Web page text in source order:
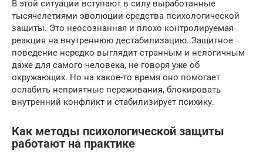
В этой ситуации вступают в силу выработанные
тысячелетиями эволюции средства психологической
защиты. Это неосознанная и плохо контролируемая
реакция на внутреннюю дестабилизацию. Защитное
поведение нередко выглядит странным и нелогичным
даже для самого человека, не говоря уже об
окружающих. Но на какое-то время оно помогает
ослабить неприятные переживания, блокировать
внутренний конфликт и стабилизирует психику.
Как методы психологической защиты
работают на практике